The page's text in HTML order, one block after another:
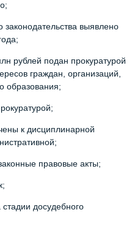
выявлено
рублей подан прокуратурой
граждан, организаций,
образования;
к дисциплинарной
правовые акты;
досудебного